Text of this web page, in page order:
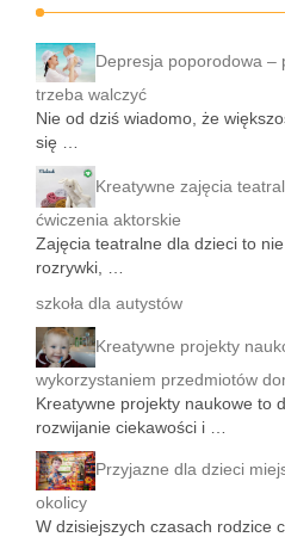
Depresja poporodowa –
trzeba walczyć
Nie od dziś wiadomo, że
się …
Kreatywne zajęcia
ćwiczenia aktorskie
Zajęcia teatralne dla dzieci to
rozrywki, …
szkoła dla autystów
Kreatywne projekty
wykorzystaniem przedmiotów
Kreatywne projekty naukowe to
rozwijanie ciekawości i …
Przyjazne dla dzieci
okolicy
W dzisiejszych czasach rodzice